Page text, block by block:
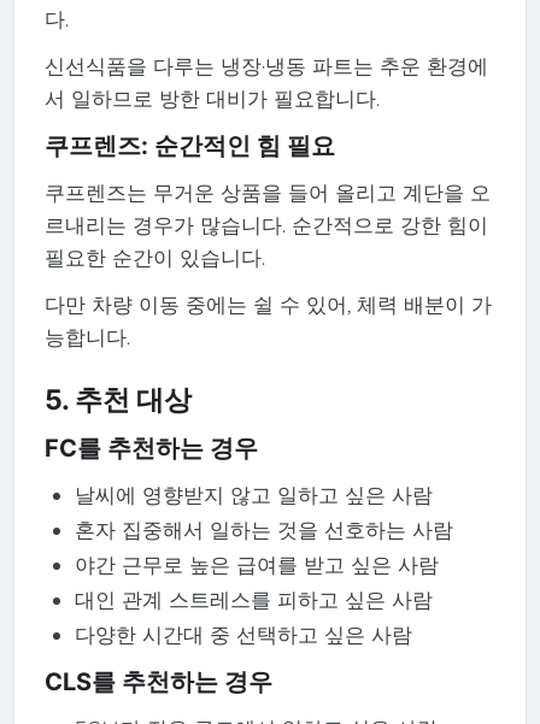
다.
신선식품을 다루는 냉장·냉동 파트는 추운 환경에
서 일하므로 방한 대비가 필요합니다.
쿠프렌즈: 순간적인 힘 필요
쿠프렌즈는 무거운 상품을 들어 올리고 계단을 오
르내리는 경우가 많습니다. 순간적으로 강한 힘이
필요한 순간이 있습니다.
다만 차량 이동 중에는 쉴 수 있어, 체력 배분이 가
능합니다.
5. 추천 대상
FC를 추천하는 경우
날씨에 영향받지 않고 일하고 싶은 사람
혼자 집중해서 일하는 것을 선호하는 사람
야간 근무로 높은 급여를 받고 싶은 사람
대인 관계 스트레스를 피하고 싶은 사람
다양한 시간대 중 선택하고 싶은 사람
CLS를 추천하는 경우